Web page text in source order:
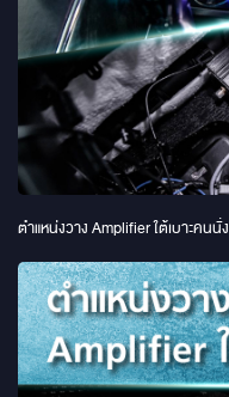
ตำแหน่งวาง Amplifier ใต้เบาะคนนั่ง